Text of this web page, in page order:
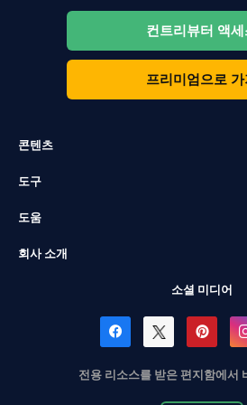
컨트리뷰터 액
프리미엄으로 가
콘텐츠
도구
도움
회사 소개
소셜 미디어
전용 리소스를 받은 편지함에서